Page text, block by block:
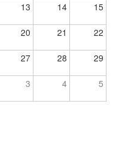
13 14 15
20 21 22
27 28 29
3 4 5